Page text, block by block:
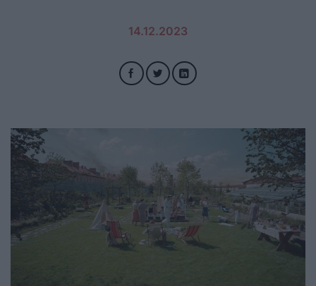
14.12.2023